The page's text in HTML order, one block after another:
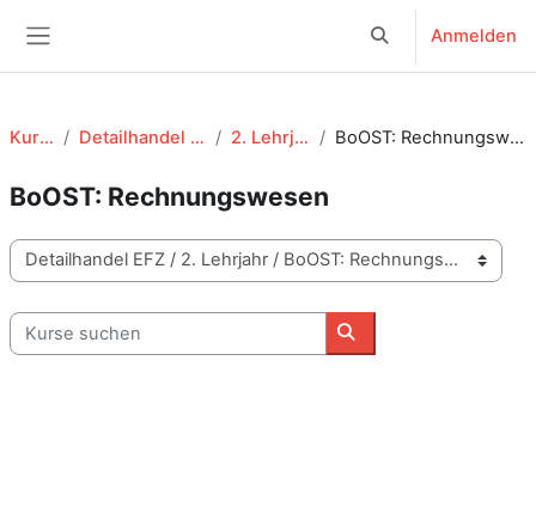
Sucheingabe
Anmelden
Kurse Detailhandel EFZ 2. Lehrjahr BoOST: Rechnungswesen
BoOST: Rechnungswesen
Kursbereiche
Kurse suchen
Kurse suchen